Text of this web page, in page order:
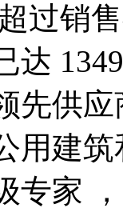
过销
达
先供
用建
专家